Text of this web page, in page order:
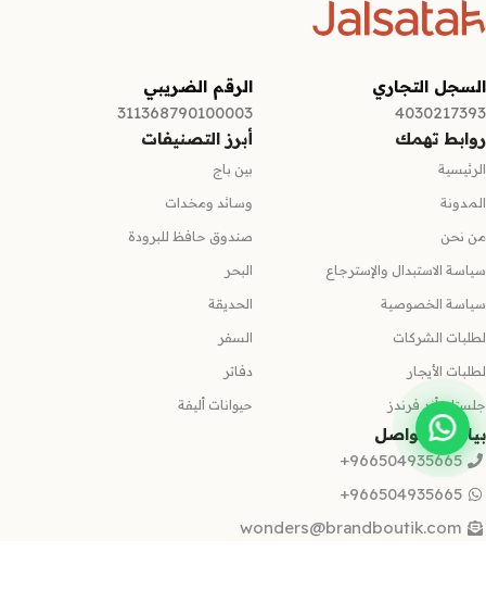
السجل التجاري
4030217393
الرقم الضريبي
311368790100003
روابط تهمك
الرئيسية
المدونة
من نحن
سياسة الاستبدال والإسترجاع
سياسة الخصوصية
لطلبات الشركات
لطلبات الأيجار
جلستك أند فرندز
أبرز التصنيفات
بين باج
وسائد ومخدات
صندوق حافظ للبرودة
البحر
الحديقة
السفر
دفاتر
حيوانات أليفة
بيانات التواصل
966504935665+
966504935665+
wonders@brandboutik.com